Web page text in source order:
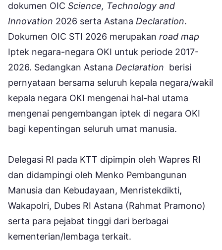
dokumen OIC Science, Technology and
Innovation 2026 serta Astana Declaration.
Dokumen OIC STI 2026 merupakan road map
Iptek negara-negara OKI untuk periode 2017-
2026. Sedangkan Astana Declaration berisi
pernyataan bersama seluruh kepala negara/wakil
kepala negara OKI mengenai hal-hal utama
mengenai pengembangan iptek di negara OKI
bagi kepentingan seluruh umat manusia.
Delegasi RI pada KTT dipimpin oleh Wapres RI
dan didampingi oleh Menko Pembangunan
Manusia dan Kebudayaan, Menristekdikti,
Wakapolri, Dubes RI Astana (Rahmat Pramono)
serta para pejabat tinggi dari berbagai
kementerian/lembaga terkait.